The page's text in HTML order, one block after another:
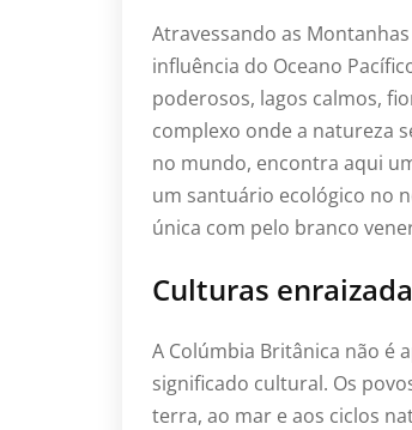
Atravessando as
influência do Oceano
poderosos, lagos calmos,
complexo onde a natureza
no mundo, encontra aqui
um santuário ecológico no
única com pelo branco
Culturas
A Colúmbia Britânica não é
significado cultural. Os
terra, ao mar e aos ciclos